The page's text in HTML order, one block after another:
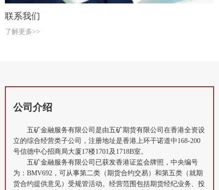
联系我们
了解更多>>
公司介绍
五矿金融服务有限公司是由五矿期货有限公司在香港全资设
立的综合经营类子公司，注册地址是香港上环干诺道中168-200
号信德中心招商局大厦17楼1701及1718B室。
五矿金融服务有限公司已获发香港证监会牌照，中央编号
为：BMV692，可从事第二类（期货合约交易）和第五类（就期
货合约提供意见）受规管活动。经营范围包括期货经纪业务、投